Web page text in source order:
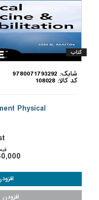
کتاب
شابک: 9780071793292
کد کالا: 108028
Physical